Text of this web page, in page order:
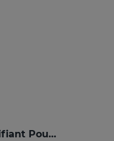
SESCACAY Sérum Fortifiant Pour Ongles